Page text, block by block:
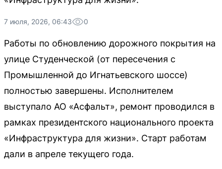
7 июля, 2026, 06:43 0
Работы по обновлению дорожного покрытия на
улице Студенческой (от пересечения с
Промышленной до Игнатьевского шоссе)
полностью завершены. Исполнителем
выступало АО «Асфальт», ремонт проводился в
рамках президентского национального проекта
«Инфраструктура для жизни». Старт работам
дали в апреле текущего года.